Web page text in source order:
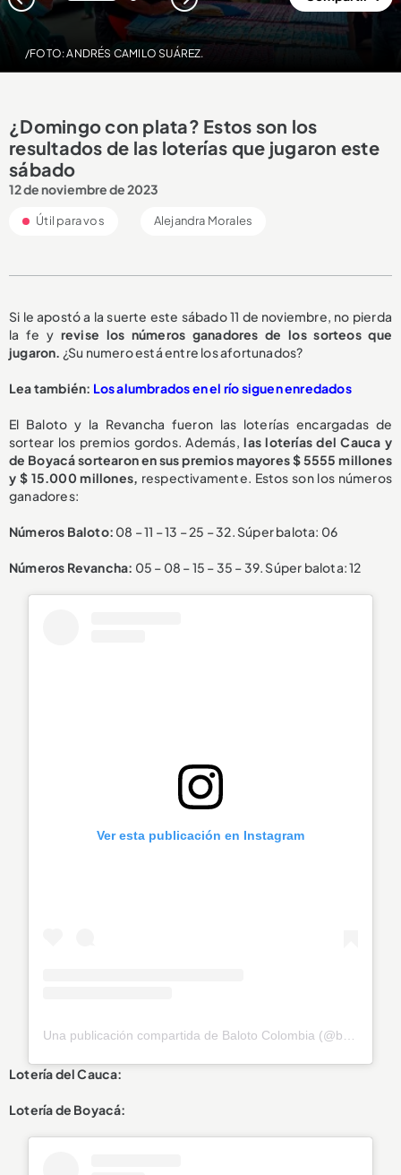
/FOTO: ANDRÉS CAMILO SUÁREZ.
¿Domingo con plata? Estos son los
resultados de las loterías que jugaron este
sábado
12 de noviembre de 2023
Útil para vos Alejandra Morales
Si le apostó a la suerte este sábado 11 de noviembre, no pierda
la fe y revise los números ganadores de los sorteos que
jugaron. ¿Su numero está entre los afortunados?
Lea también: Los alumbrados en el río siguen enredados
El Baloto y la Revancha fueron las loterías encargadas de
sortear los premios gordos. Además,las loterías del Cauca y
de Boyacá sortearon en sus premios mayores $ 5555 millones
y $ 15.000 millones, respectivamente. Estos son los números
ganadores:
Números Baloto: 08 – 11 – 13 – 25 – 32. Súper balota: 06
Números Revancha: 05 – 08 – 15 – 35 – 39. Súper balota: 12
Ver esta publicación en Instagram
Lotería del Cauca:
Lotería de Boyacá: